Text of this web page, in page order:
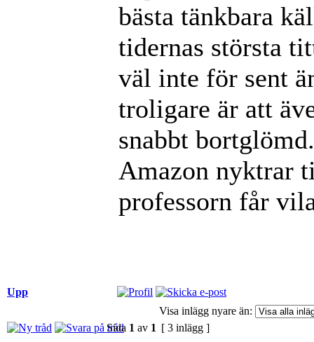
bästa tänkbara
tidernas största
väl inte för sent
troligare är att
snabbt
Amazon nyktrar
professorn får
Upp
Visa inlägg nyare än:
Sida 1 av 1 [ 3 inlägg ]